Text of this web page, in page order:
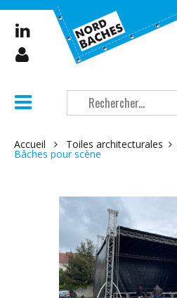
Accueil Toiles architecturales
Bâches pour scène